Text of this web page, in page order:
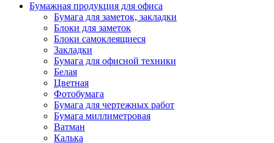
Бумажная продукция для офиса
Бумага для заметок, закладки
Блоки для заметок
Блоки самоклеящиеся
Закладки
Бумага для офисной техники
Белая
Цветная
Фотобумага
Бумага для чертежных работ
Бумага миллиметровая
Ватман
Калька